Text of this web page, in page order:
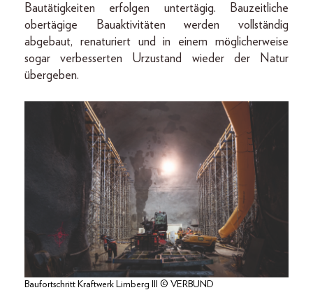
Bautätigkeiten erfolgen untertägig. Bauzeitliche
obertägige Bauaktivitäten werden vollständig
abgebaut, renaturiert und in einem möglicherweise
sogar verbesserten Urzustand wieder der Natur
übergeben.
Baufortschritt Kraftwerk Limberg III © VERBUND